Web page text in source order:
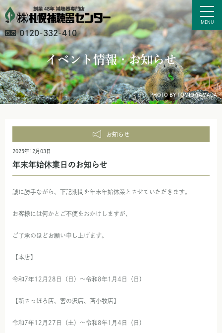
0120-332-410
イベント情報・お知らせ
PHOTO BY TOMIO YAMADA
お知らせ
2025年12月03日
年末年始休業日のお知らせ
誠に勝手ながら、下記期間を年末年始休業とさせていただきます。
お客様には何かとご不便をおかけしますが、
ご了承のほどお願い申し上げます。
【本店】
令和7年12月28日（日）〜令和8年1月4日（日）
【新さっぽろ店、宮の沢店、苫小牧店】
令和7年12月27日（土）〜令和8年1月4日（日）